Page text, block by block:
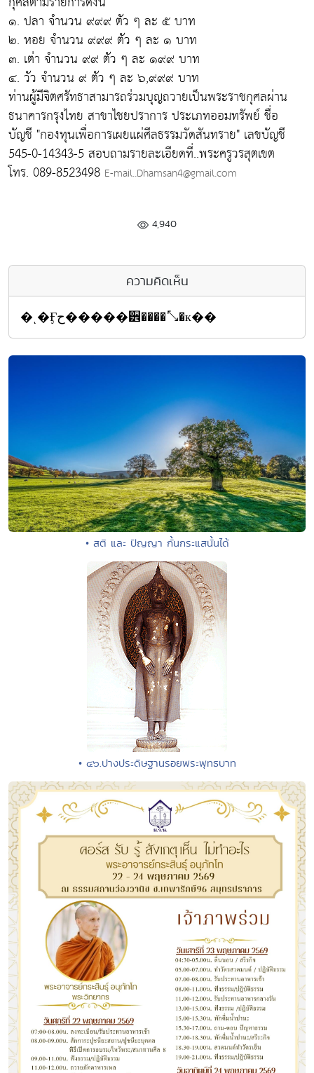
๑. ปลา จำนวน ๙๙๙ ตัว ๆ ละ ๕ บาท
๒. หอย จำนวน ๙๙๙ ตัว ๆ ละ ๑ บาท
๓. เต่า จำนวน ๙๙ ตัว ๆ ละ ๑๙๙ บาท
๔. วัว จำนวน ๙ ตัว ๆ ละ ๖,๙๙๙ บาท
ท่านผู้มีจิตศรัทธาสามารถร่วมบุญถวายเป็นพระราชกุศลผ่าน
ธนาคารกรุงไทย สาขาไชยปราการ ประเภทออมทรัพย์ ชื่อ
บัญชี "กองทุนเพื่อการเผยแผ่ศีลธรรมวัดสันทราย" เลขบัญชี
545-0-14343-5 สอบถามรายละเอียดที่..พระครูวรสุตเขต
โทร. 089-8523498 E-mail..Dhamsan4@gmail.com
4,940
ความคิดเห็น
�ͺ�Ӻح�����੾����⤡�к��
• สติ และ ปัญญา กั้นกระแสนั้นได้
• ๔๖.ปางประดิษฐานรอยพระพุทธบาท